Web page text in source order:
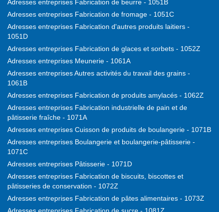
Adresses entreprises Fabrication de beurre - 1051B
Adresses entreprises Fabrication de fromage - 1051C
Adresses entreprises Fabrication d'autres produits laitiers -
1051D
Adresses entreprises Fabrication de glaces et sorbets - 1052Z
Adresses entreprises Meunerie - 1061A
Adresses entreprises Autres activités du travail des grains -
1061B
Adresses entreprises Fabrication de produits amylacés - 1062Z
Adresses entreprises Fabrication industrielle de pain et de
pâtisserie fraîche - 1071A
Adresses entreprises Cuisson de produits de boulangerie - 1071B
Adresses entreprises Boulangerie et boulangerie-pâtisserie -
1071C
Adresses entreprises Pâtisserie - 1071D
Adresses entreprises Fabrication de biscuits, biscottes et
pâtisseries de conservation - 1072Z
Adresses entreprises Fabrication de pâtes alimentaires - 1073Z